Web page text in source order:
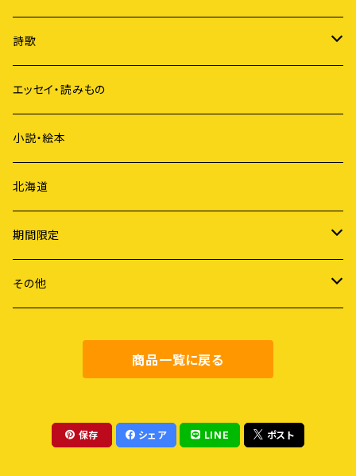
原発
ジェンダー
歴史
国際社会
ライフスタイル
労働
農業・食
詩歌
短歌
俳句
詩
エッセイ・読みもの
小説・絵本
北海道
期間限定
謝恩セール
その他
商品一覧に戻る
保存 シェア LINE ポスト